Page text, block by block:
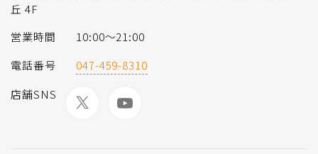
丘 4F
営業時間
10:00～21:00
電話番号
047-459-8310
店舗SNS